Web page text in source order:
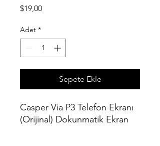
$19,00Fiyat
Adet *
Sepete Ekle
Casper Via P3 Telefon Ekranı
(Orijinal) Dokunmatik Ekran